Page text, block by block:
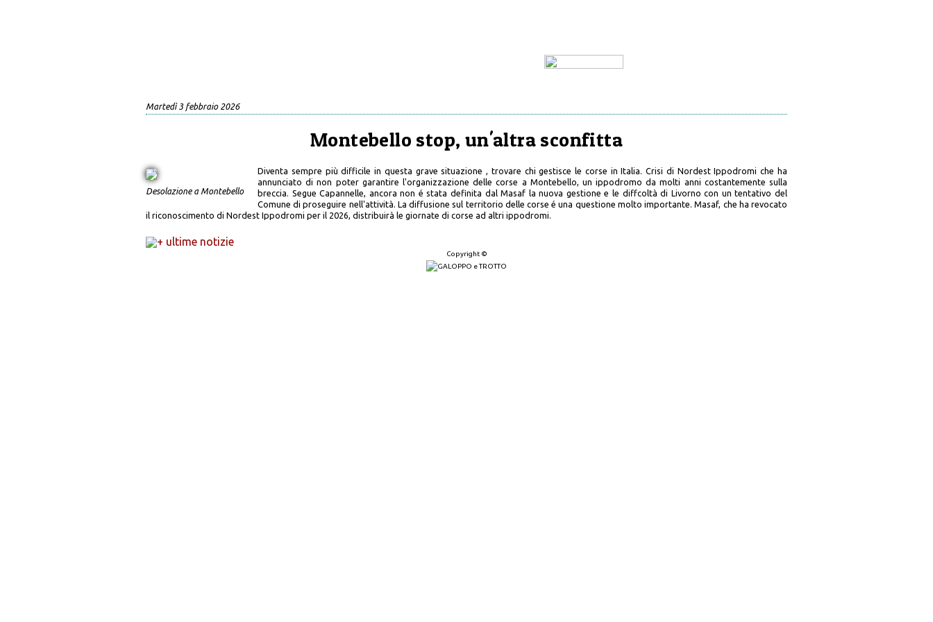
Martedì 3 febbraio 2026
Montebello stop, un'altra sconfitta
Desolazione a Montebello
Diventa sempre più difficile in questa grave situazione , trovare chi gestisce le corse in Italia. Crisi di Nordest Ippodromi che ha
annunciato di non poter garantire l'organizzazione delle corse a Montebello, un ippodromo da molti anni costantemente sulla
breccia. Segue Capannelle, ancora non é stata definita dal Masaf la nuova gestione e le diffcoltà di Livorno con un tentativo del
Comune di proseguire nell'attività. La diffusione sul territorio delle corse é una questione molto importante. Masaf, che ha revocato
il riconoscimento di Nordest Ippodromi per il 2026, distribuirà le giornate di corse ad altri ippodromi.
+ ultime notizie
Copyright ©